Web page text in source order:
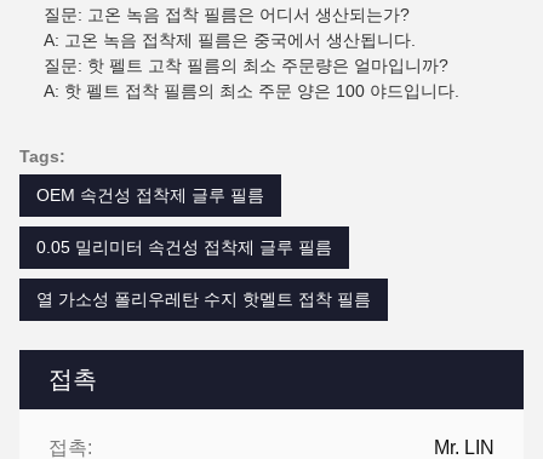
접촉
접촉: Mr. LIN
질문: 고온 녹음 접착 필름은 어디서 생산되는가?
A: 고온 녹음 접착제 필름은 중국에서 생산됩니다.
질문: 핫 펠트 고착 필름의 최소 주문량은 얼마입니까?
A: 핫 펠트 접착 필름의 최소 주문 양은 100 야드입니다.
Tags:
OEM 속건성 접착제 글루 필름
0.05 밀리미터 속건성 접착제 글루 필름
열 가소성 폴리우레탄 수지 핫멜트 접착 필름